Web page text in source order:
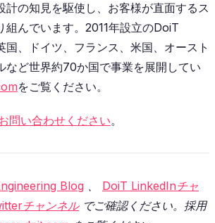
計の知見を駆使し、お客様が直面するス
組んでいます。2011年設立のDoiT
、ドイツ、フランス、米国、オースト
など世界約70か国で事業を展開してい
をご覧ください。
問い合わせください。
Blog 、
DoiT LinkedInチャ
チャンネル でご確認ください。採用